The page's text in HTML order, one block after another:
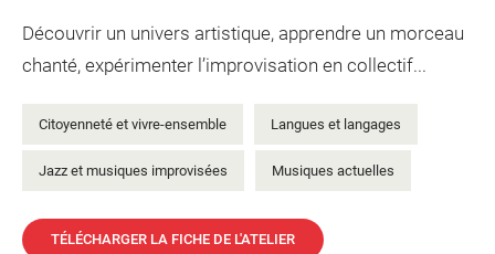
Découvrir un univers artistique, apprendre un morceau
chanté, expérimenter l’improvisation en collectif...
Citoyenneté et vivre-ensemble Langues et langages
Jazz et musiques improvisées Musiques actuelles
TÉLÉCHARGER LA FICHE DE L'ATELIER